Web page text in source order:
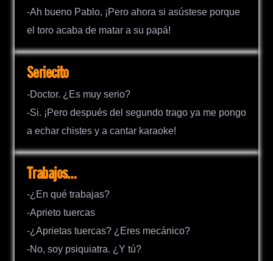
-Ah bueno Pablo, ¡Pero ahora si asústese porque
el toro acaba de matar a su papá!
Seriecito
-Doctor. ¿Es muy serio?
-Si. ¡Pero después del segundo trago ya me pongo
a echar chistes y a cantar karaoke!
Trabajos…
-¿En qué trabajas?
-Aprieto tuercas
-¿Aprietas tuercas? ¿Eres mecánico?
-No, soy psiquiatra. ¿Y tú?